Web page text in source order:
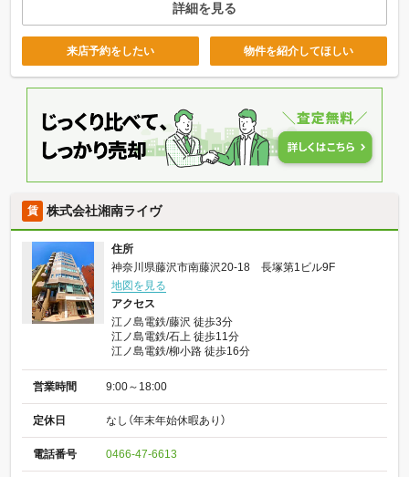
詳細を見る
来店予約をしたい 物件を紹介してほしい
賃 株式会社湘南ライヴ
住所
神奈川県藤沢市南藤沢20-18 長塚第1ビル9F
地図を見る
アクセス
江ノ島電鉄/藤沢 徒歩3分
江ノ島電鉄/石上 徒歩11分
江ノ島電鉄/柳小路 徒歩16分
営業時間 9:00～18:00
定休日 なし（年末年始休暇あり）
電話番号 0466-47-6613